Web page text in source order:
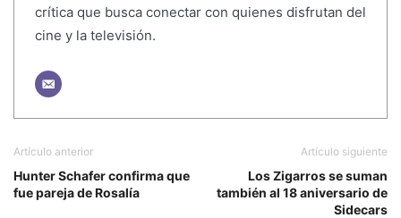
crítica que busca conectar con quienes disfrutan del
cine y la televisión.
Artículo anterior
Hunter Schafer confirma que
fue pareja de Rosalía
Artículo siguiente
Los Zigarros se suman
también al 18 aniversario de
Sidecars